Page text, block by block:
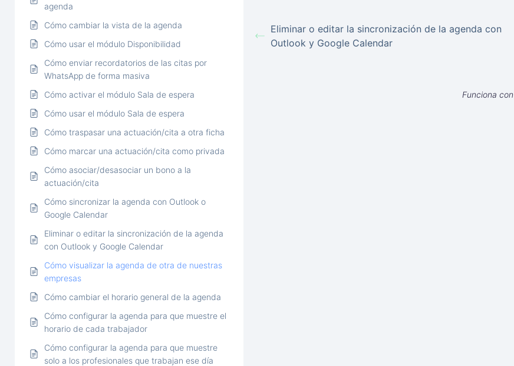
agenda
Cómo cambiar la vista de la agenda
Cómo usar el módulo Disponibilidad
Cómo enviar recordatorios de las citas por
WhatsApp de forma masiva
Cómo activar el módulo Sala de espera
Cómo usar el módulo Sala de espera
Cómo traspasar una actuación/cita a otra ficha
Cómo marcar una actuación/cita como privada
Cómo asociar/desasociar un bono a la
actuación/cita
Cómo sincronizar la agenda con Outlook o
Google Calendar
Eliminar o editar la sincronización de la agenda
con Outlook y Google Calendar
Cómo visualizar la agenda de otra de nuestras
empresas
Cómo cambiar el horario general de la agenda
Cómo configurar la agenda para que muestre el
horario de cada trabajador
Cómo configurar la agenda para que muestre
solo a los profesionales que trabajan ese día
Eliminar o editar la sincronización de la agenda con
Outlook y Google Calendar
Funciona con